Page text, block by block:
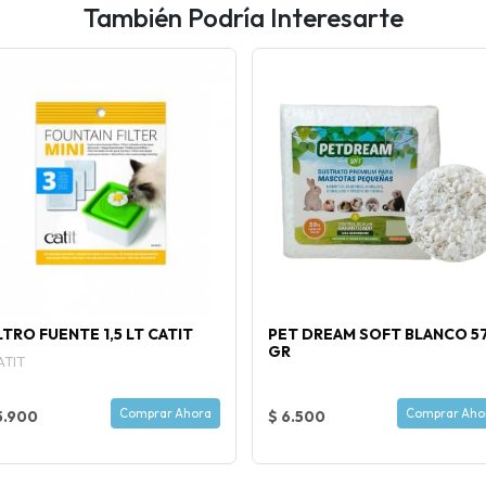
También Podría Interesarte
FUENTE 1,5 LT CATIT
Comprar Ahora
PET DREAM SOFT BLANCO
GR
$ 6.500 Comprar